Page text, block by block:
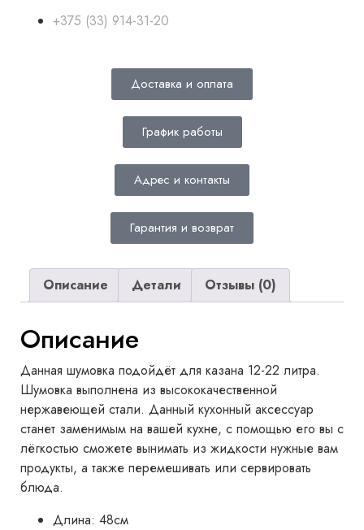
+375 (33) 914-31-20
Доставка и оплата
График работы
Адрес и контакты
Гарантия и возврат
Описание Детали Отзывы (0)
Описание
Данная шумовка подойдёт для казана 12-22 литра.
Шумовка выполнена из высококачественной
нержавеющей стали. Данный кухонный аксессуар
станет заменимым на вашей кухне, с помощью его вы с
лёгкостью сможете вынимать из жидкости нужные вам
продукты, а также перемешивать или сервировать
блюда.
Длина: 48см